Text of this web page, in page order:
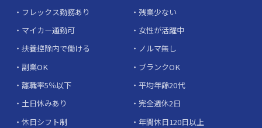
フレックス勤務あり
残業少ない
マイカー通勤可
女性が活躍中
扶養控除内で働ける
ノルマ無し
副業OK
ブランクOK
離職率5％以下
平均年齢20代
土日休みあり
完全週休2日
休日シフト制
年間休日120日以上